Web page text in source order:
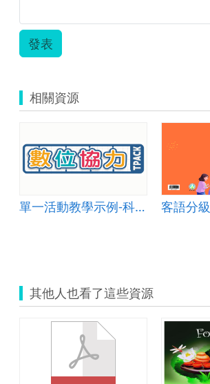
發表
相關資源
單一活動教學示例-科技教育 005
其他人也看了這些資源